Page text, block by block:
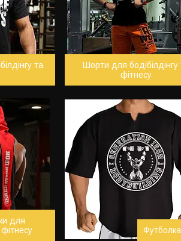
та
Шорти для бодібілдінгу
фітнесу
для